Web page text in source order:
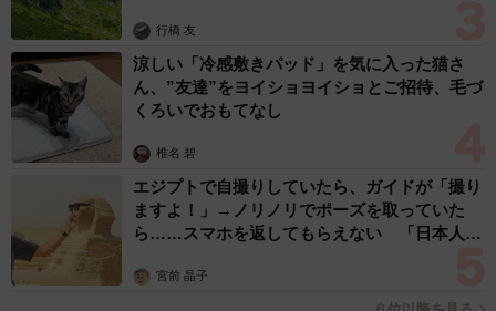
行橋 友
涼しい「冷感敷きパッド」を気に入った猫さ
ん、”友達”をヨイショヨイショとご招待、毛づ
くろいでおもてなし
椎名 碧
エジプトで自撮りしていたら、ガイドが「撮り
ますよ！」→ノリノリでポーズを取っていた
ら……スマホを返してもらえない 「日本人は
宮前 晶子